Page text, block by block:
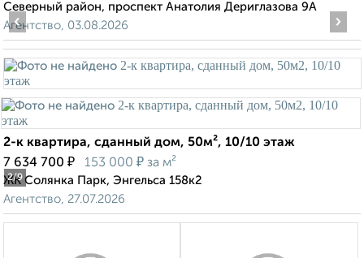
Северный район, проспект Анатолия Дериглазова 9А
Агентство, 03.08.2026
2/9
‹ ›
2-к квартира, сданный дом, 50м², 10/10 этаж
7 634 700 ₽ 153 000 ₽ за м²
ЖК Солянка Парк, Энгельса 158к2
Агентство, 27.07.2026